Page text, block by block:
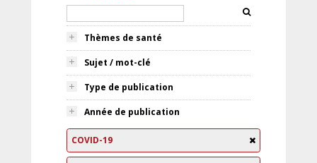
Thèmes de santé
Sujet / mot-clé
Type de publication
Année de publication
COVID-19